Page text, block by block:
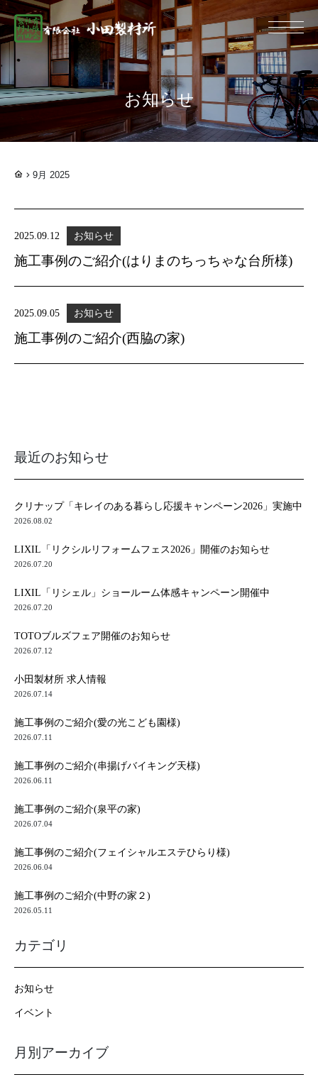
総合建設業 有限
お知らせ
9月 2025
2025.09.12 お知らせ
施工事例のご紹介(はりまのちっちゃな台所様)
2025.09.05 お知らせ
施工事例のご紹介(西脇の家)
最近のお知らせ
クリナップ「キレイのある暮らし応援キャンペーン2026」実施中
2026.08.02
LIXIL「リクシルリフォームフェス2026」開催のお知らせ
2026.07.20
LIXIL「リシェル」ショールーム体感キャンペーン開催中
2026.07.20
TOTOブルズフェア開催のお知らせ
2026.07.12
小田製材所 求人情報
2026.07.14
施工事例のご紹介(愛の光こども園様)
2026.07.11
施工事例のご紹介(串揚げバイキング天様)
2026.06.11
施工事例のご紹介(泉平の家)
2026.07.04
施工事例のご紹介(フェイシャルエステひらり様)
2026.06.04
施工事例のご紹介(中野の家２)
2026.05.11
カテゴリ
お知らせ
イベント
月別アーカイブ